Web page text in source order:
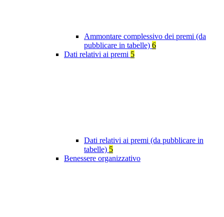
Ammontare complessivo dei premi (da
pubblicare in tabelle) 6
Dati relativi ai premi 5
Dati relativi ai premi (da pubblicare in
tabelle) 5
Benessere organizzativo